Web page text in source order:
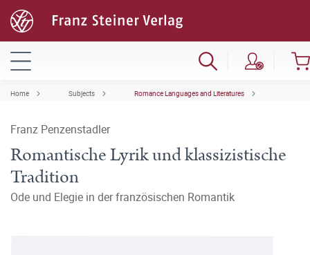
Home Subjects Romance Languages and Literatures
Franz Penzenstadler
Romantische Lyrik und klassizistische
Tradition
Ode und Elegie in der französischen Romantik